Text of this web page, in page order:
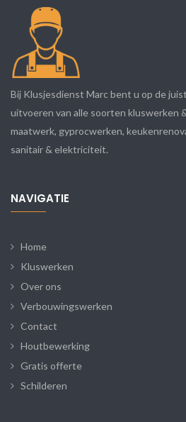
Bij Klusjesdienst Marc bent u op de
uitvoeren van alle soorten kluswerken
maatwerk, gyprocwerken,
sanitair & elektriciteit.
NAVIGATIE
Home
Kluswerken
Over ons
Verbouwingswerken
Contact
Houtbewerking
Gratis offerte
Schilderen